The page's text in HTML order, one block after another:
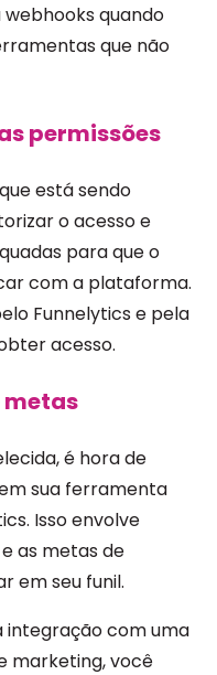
webhooks quando
que não
permissões
está sendo
o acesso e
para que o
com a plataforma.
Funnelytics e pela
acesso.
metas
é hora de
sua ferramenta
Isso envolve
as metas de
em seu funil.
integração com uma
marketing, você